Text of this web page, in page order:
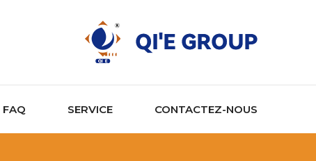
FAQ SERVICE CONTACTEZ-NOUS